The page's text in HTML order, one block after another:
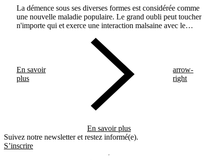
La démence sous ses diverses formes est considérée comme
une nouvelle maladie populaire. Le grand oubli peut toucher
n'importe qui et exerce une interaction malsaine avec le
En savoir
plus
arrow-
right
En savoir plus
Suivez notre newsletter et restez informé(e).
S’inscrire